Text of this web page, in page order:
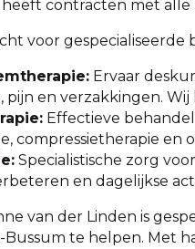
heeft contracten met alle
voor gespecialiseerde
Ervaar
pijn en verzakkingen.
Effectieve
compressietherapie
Specialistische zorg
en dagelijkse
van der Linden is
Bussum te helpen. Met